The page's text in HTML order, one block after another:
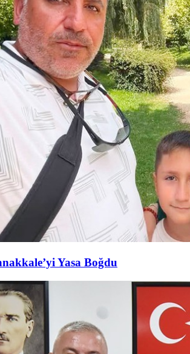
Yasa Boğdu